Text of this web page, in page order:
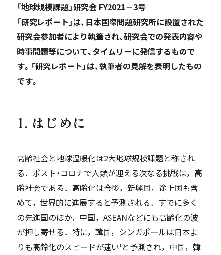
「地球規模課題」研究会 FY2021－3号
「研究レポート」は、日本国際問題研究所に設置された
研究会参加者により執筆され、研究会での発表内容や
時事問題等について、タイムリーに発信するもので
す。「研究レポート」は、執筆者の見解を表明したもの
です。
1. はじめに
高齢社会と地球温暖化は2大地球規模課題と称され
る．ポスト・コロナで人類が迎える次なる挑戦は，高
齢社会である．高齢化は今後，新興国，途上国も含
めて，世界的に進展すると予測される．すでに多く
の先進国のほか，中国，ASEANなどにも高齢化の波
が押し寄せる．特に，韓国，シンガポールは日本よ
りも高齢化のスピードが速い1 と予測され，中国，韓